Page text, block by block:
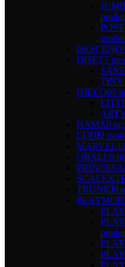
DISET7
TINY
DJECO65
HAMA0
LUDI2
MARVEL
OBALL0
TRUNKI0